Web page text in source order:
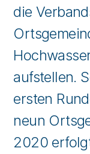
die
aufstellen.
ersten
neun
2020